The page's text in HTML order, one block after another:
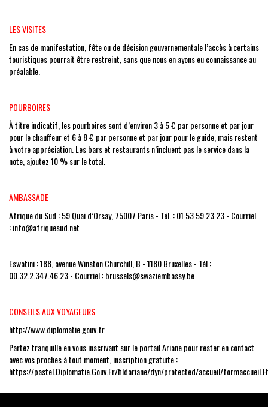
LES VISITES
En cas de manifestation, fête ou de décision gouvernementale l’accès à certains
touristiques pourrait être restreint, sans que nous en ayons eu connaissance au
préalable.
POURBOIRES
À titre indicatif, les pourboires sont d’environ 3 à 5 € par personne et par jour
pour le chauffeur et 6 à 8 € par personne et par jour pour le guide, mais restent
à votre appréciation. Les bars et restaurants n’incluent pas le service dans la
note, ajoutez 10 % sur le total.
AMBASSADE
Afrique du Sud : 59 Quai d’Orsay, 75007 Paris - Tél. : 01 53 59 23 23 - Courriel
:info@afriquesud.net
Eswatini : 188, avenue Winston Churchill, B - 1180 Bruxelles - Tél :
00.32.2.347.46.23 - Courriel :brussels@swaziembassy.be
CONSEILS AUX VOYAGEURS
http://www.diplomatie.gouv.fr
Partez tranquille en vous inscrivant sur le portail Ariane pour rester en contact
avec vos proches à tout moment, inscription gratuite :
https://pastel.Diplomatie.Gouv.Fr/fildariane/dyn/protected/accueil/